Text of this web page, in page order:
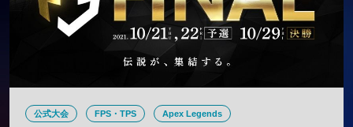
公式大会 FPS・TPS Apex Legends